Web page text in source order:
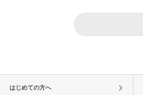
はじめての方へ